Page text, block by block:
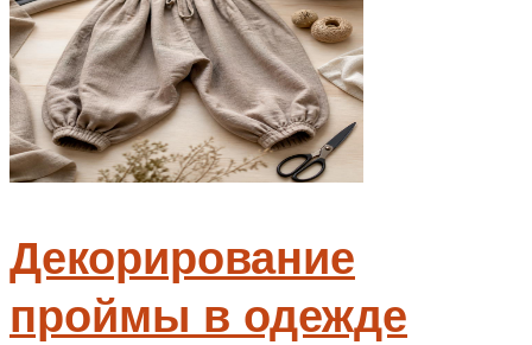
Декорирование
проймы в одежде